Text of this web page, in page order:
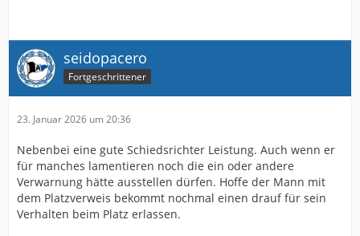
seidopacero
Fortgeschrittener
23. Januar 2026 um 20:36
Nebenbei eine gute Schiedsrichter Leistung. Auch wenn er
für manches lamentieren noch die ein oder andere
Verwarnung hätte ausstellen dürfen. Hoffe der Mann mit
dem Platzverweis bekommt nochmal einen drauf für sein
Verhalten beim Platz erlassen.